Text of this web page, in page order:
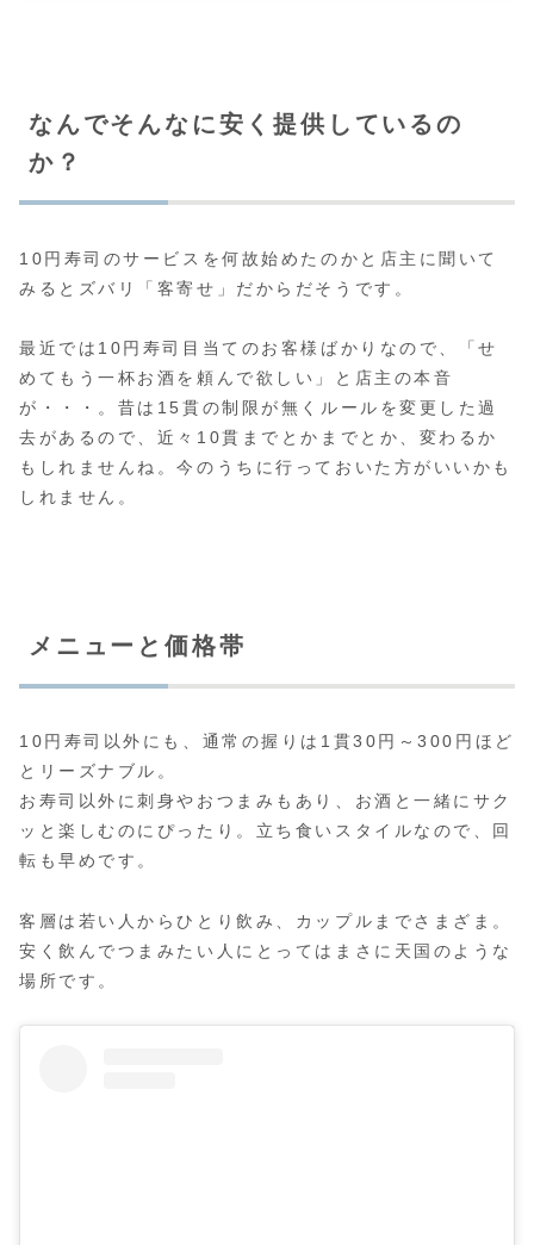
なんでそんなに安く提供しているの
か？
10円寿司のサービスを何故始めたのかと店主に聞いて
みるとズバリ「客寄せ」だからだそうです。
最近では10円寿司目当てのお客様ばかりなので、「せ
めてもう一杯お酒を頼んで欲しい」と店主の本音
が・・・。昔は15貫の制限が無くルールを変更した過
去があるので、近々10貫までとかまでとか、変わるか
もしれませんね。今のうちに行っておいた方がいいかも
しれません。
メニューと価格帯
10円寿司以外にも、通常の握りは1貫30円～300円ほど
とリーズナブル。
お寿司以外に刺身やおつまみもあり、お酒と一緒にサク
ッと楽しむのにぴったり。立ち食いスタイルなので、回
転も早めです。
客層は若い人からひとり飲み、カップルまでさまざま。
安く飲んでつまみたい人にとってはまさに天国のような
場所です。